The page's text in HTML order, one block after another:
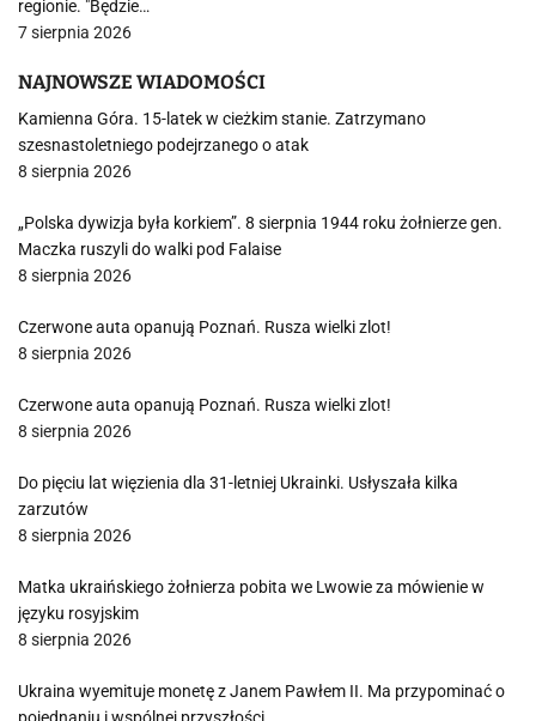
regionie. "Będzie…
7 sierpnia 2026
NAJNOWSZE WIADOMOŚCI
Kamienna Góra. 15-latek w cieżkim stanie. Zatrzymano
szesnastoletniego podejrzanego o atak
8 sierpnia 2026
„Polska dywizja była korkiem”. 8 sierpnia 1944 roku żołnierze gen.
Maczka ruszyli do walki pod Falaise
8 sierpnia 2026
Czerwone auta opanują Poznań. Rusza wielki zlot!
8 sierpnia 2026
Czerwone auta opanują Poznań. Rusza wielki zlot!
8 sierpnia 2026
Do pięciu lat więzienia dla 31-letniej Ukrainki. Usłyszała kilka
zarzutów
8 sierpnia 2026
Matka ukraińskiego żołnierza pobita we Lwowie za mówienie w
języku rosyjskim
8 sierpnia 2026
Ukraina wyemituje monetę z Janem Pawłem II. Ma przypominać o